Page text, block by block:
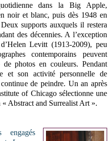
dans la Big Apple,
noir et blanc, puis dès 1948 en
supports auxquels il restera
des décennies. A l’exception
Levitt (1913-2009), peu
contemporains peuvent
photos en couleurs. Pendant
et son activité personnelle de
de peindre. Un an après
of Chicago sélectionne une
« Abstract and Surrealist Art ».
engagés